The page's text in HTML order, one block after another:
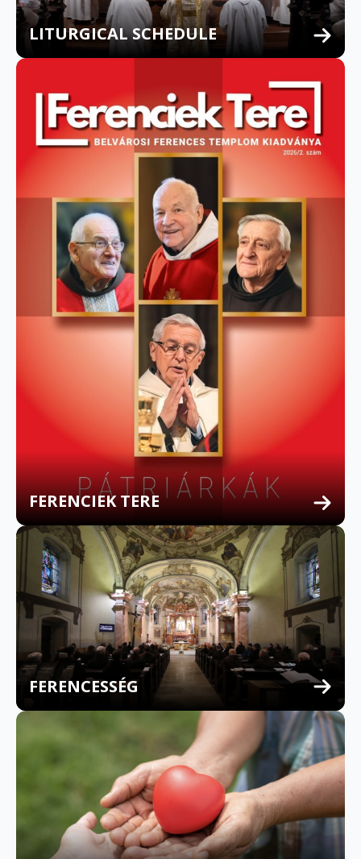
LITURGICAL SCHEDULE
FERENCIEK TERE
FERENCESSÉG
MULTILINGUAL CONFESSION